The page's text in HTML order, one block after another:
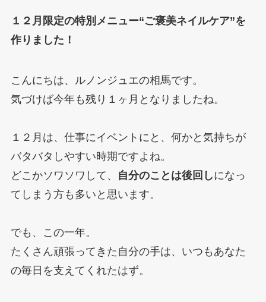
１２月限定の特別メニュー“ご褒美ネイルケア”を
作りました！
こんにちは、ルノンジュエの相馬です。
気づけば今年も残り１ヶ月となりましたね。
１２月は、仕事にイベントにと、何かと気持ちが
バタバタしやすい時期ですよね。
どこかソワソワして、
自分のことは後回しになっ
てしまう方も多いと思います。
でも、この一年。
たくさん頑張ってきた自分の手は、いつもあなた
の毎日を支えてくれたはず。